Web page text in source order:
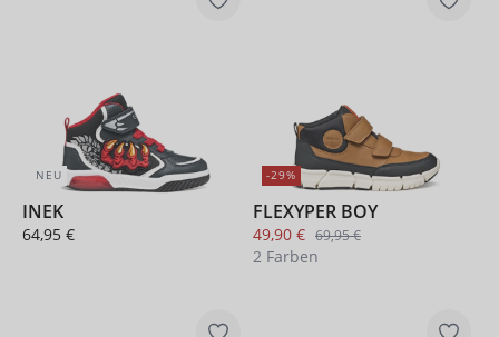
NEU
INEK
64,95 €
-29%
FLEXYPER BOY
49,90 € 69,95 €
2 Farben